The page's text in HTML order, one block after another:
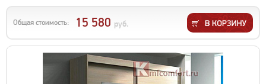
Общая стоимость: 15 580 руб.